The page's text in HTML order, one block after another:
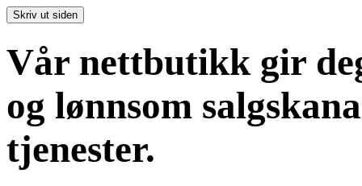
Vår nettbutikk gir
og lønnsom
tjenester.